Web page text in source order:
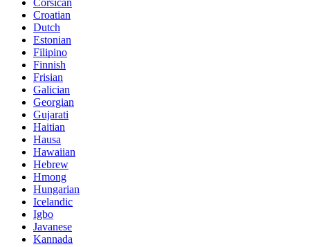
Croatian
Dutch
Estonian
Filipino
Finnish
Frisian
Galician
Georgian
Gujarati
Haitian
Hausa
Hawaiian
Hebrew
Hmong
Hungarian
Icelandic
Igbo
Javanese
Kannada